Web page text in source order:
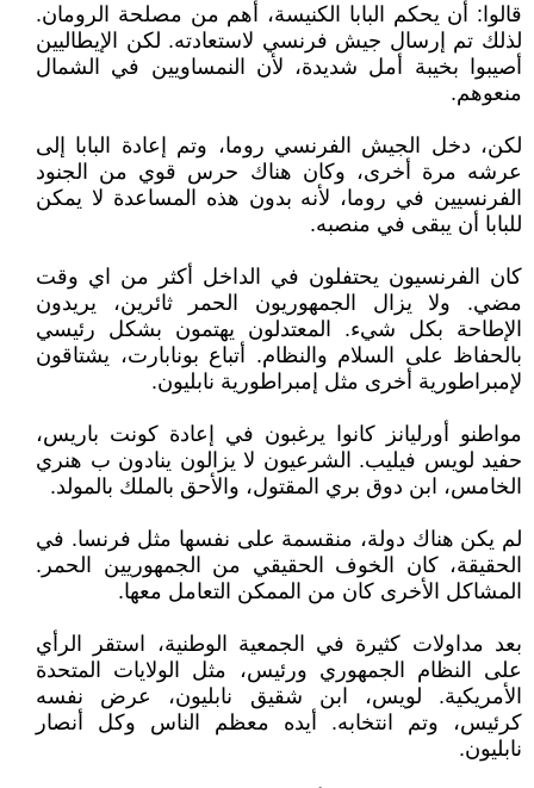
قالوا: أن يحكم البابا الكنيسة، أهم من مصلحة الرومان.
لذلك تم إرسال جيش فرنسي لاستعادته. لكن الإيطاليين
أصيبوا بخيبة أمل شديدة، لأن النمساويين في الشمال
منعوهم.
لكن، دخل الجيش الفرنسي روما، وتم إعادة البابا إلى
عرشه مرة أخرى، وكان هناك حرس قوي من الجنود
الفرنسيين في روما، لأنه بدون هذه المساعدة لا يمكن
للبابا أن يبقى في منصبه.
كان الفرنسيون يحتفلون في الداخل أكثر من اي وقت
مضي. ولا يزال الجمهوريون الحمر ثائرين، يريدون
الإطاحة بكل شيء. المعتدلون يهتمون بشكل رئيسي
بالحفاظ على السلام والنظام. أتباع بونابارت، يشتاقون
لإمبراطورية أخرى مثل إمبراطورية نابليون.
مواطنو أورليانز كانوا يرغبون في إعادة كونت باريس،
حفيد لويس فيليب. الشرعيون لا يزالون ينادون ب هنري
الخامس، ابن دوق بري المقتول، والأحق بالملك بالمولد.
لم يكن هناك دولة، منقسمة على نفسها مثل فرنسا. في
الحقيقة، كان الخوف الحقيقي من الجمهوريين الحمر.
المشاكل الأخرى كان من الممكن التعامل معها.
بعد مداولات كثيرة في الجمعية الوطنية، استقر الرأي
على النظام الجمهوري ورئيس، مثل الولايات المتحدة
الأمريكية. لويس، ابن شقيق نابليون، عرض نفسه
كرئيس، وتم انتخابه. أيده معظم الناس وكل أنصار
نابليون.